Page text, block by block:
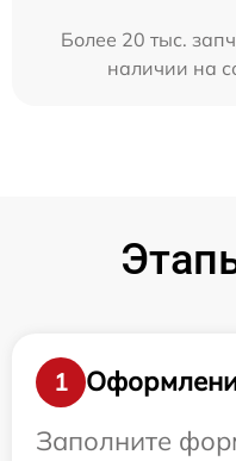
Более 20 тыс.
наличии на
1
Заполните